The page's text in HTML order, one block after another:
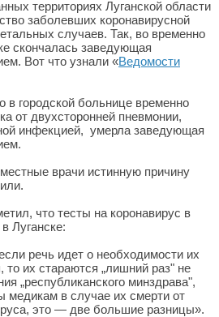
территориях Луганской области
заболевших коронавирусной
случаев. Так, во временно
скончалась заведующая
Вот что узнали «Ведомости
в городской больнице временно
от двухсторонней пневмонии,
инфекцией, умерла заведующая
врачи истинную причину
что тесты на коронавирус в
Луганске:
речь идет о необходимости их
то их стараются „лишний раз" не
„республиканского минздрава",
медикам в случае их смерти от
это — две большие разницы».